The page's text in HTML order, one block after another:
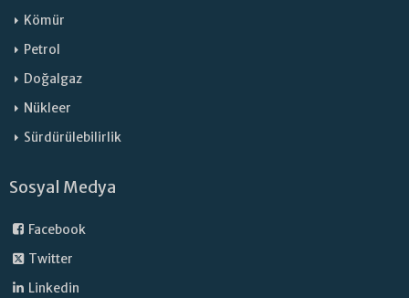
Kömür
Petrol
Doğalgaz
Nükleer
Sürdürülebilirlik
Sosyal Medya
Facebook
Twitter
Linkedin